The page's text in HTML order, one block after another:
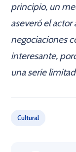
principio, un
aseveró el actor
negociaciones
interesante,
una serie
Cultural